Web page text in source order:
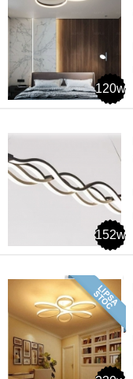
120w
152w